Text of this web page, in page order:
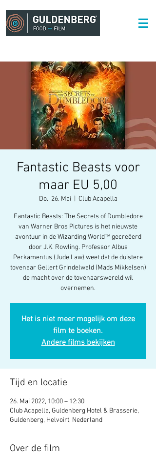
Fantastic Beasts voor
maar EU 5,00
Do., 26. Mai Club Acapella
Fantastic Beasts: The Secrets of Dumbledore
van Warner Bros Pictures is het nieuwste
avontuur in de Wizarding World™ gecreëerd
door J.K. Rowling. Professor Albus
Perkamentus (Jude Law) weet dat de duistere
tovenaar Gellert Grindelwald (Mads Mikkelsen)
de macht over de tovenaarswereld wil
overnemen.
Het is niet meer mogelijk om deze
film te boeken.
Andere films bekijken
Tijd en locatie
26. Mai 2022, 10:00 – 12:30
Club Acapella, Guldenberg Hotel & Brasserie,
Guldenberg, Helvoirt, Nederland
Over de film